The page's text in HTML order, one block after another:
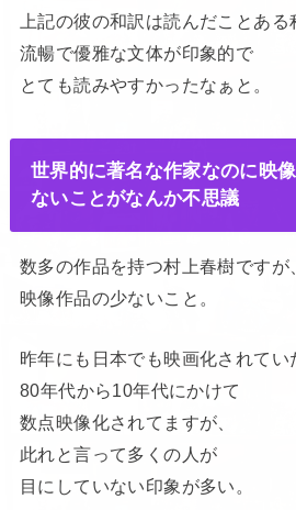
上記の彼の和訳は読んだことある
流暢で優雅な文体が印象的で
とても読みやすかったなぁと。
世界的に著名な作家なのに映
ないことがなんか不思議
数多の作品を持つ村上春樹ですが
映像作品の少ないこと。
昨年にも日本でも映画化されてい
80年代から10年代にかけて
数点映像化されてますが、
此れと言って多くの人が
目にしていない印象が多い。